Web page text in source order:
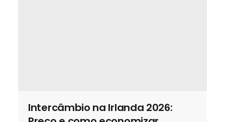
Intercâmbio na Irlanda 2026: